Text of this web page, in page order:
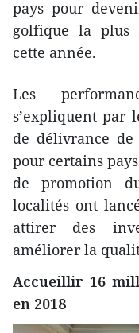
pays pour
golfique la plus
cette année.
Les
s’expliquent par
de délivrance de
pour certains
de promotion
localités ont
attirer des
améliorer la
Accueillir 16
en 2018